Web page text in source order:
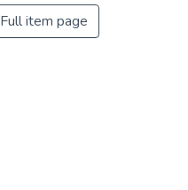
Full item page